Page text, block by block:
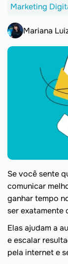
Marketing
Mariana
Se você sente
comunicar
ganhar tempo
ser exatamente
Elas ajudam a
e escalar
pela internet e